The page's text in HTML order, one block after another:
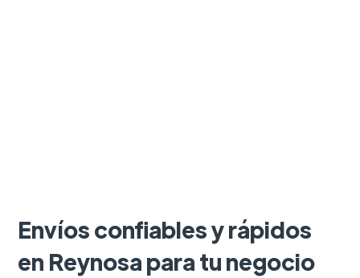
Envíos confiables y rápidos
en Reynosa para tu negocio